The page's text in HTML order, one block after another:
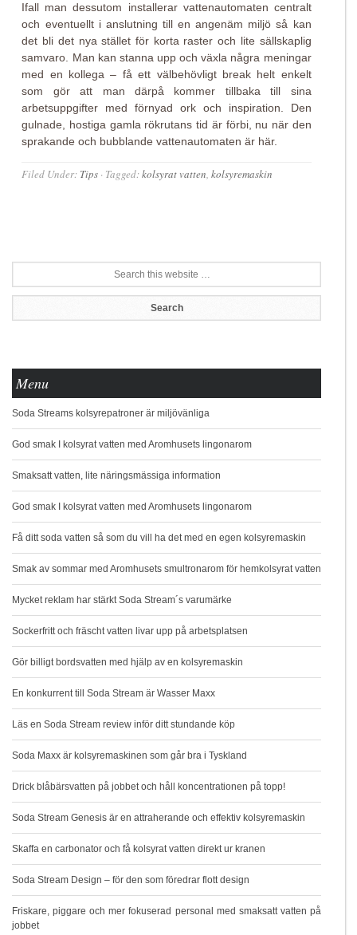
Ifall man dessutom installerar vattenautomaten centralt
och eventuellt i anslutning till en angenäm miljö så kan
det bli det nya stället för korta raster och lite sällskaplig
samvaro. Man kan stanna upp och växla några meningar
med en kollega – få ett välbehövligt break helt enkelt
som gör att man därpå kommer tillbaka till sina
arbetsuppgifter med förnyad ork och inspiration. Den
gulnade, hostiga gamla rökrutans tid är förbi, nu när den
sprakande och bubblande vattenautomaten är här.
Filed Under: Tips · Tagged:kolsyrat vatten,kolsyremaskin
Menu
Soda Streams kolsyrepatroner är miljövänliga
God smak I kolsyrat vatten med Aromhusets lingonarom
Smaksatt vatten, lite näringsmässiga information
God smak I kolsyrat vatten med Aromhusets lingonarom
Få ditt soda vatten så som du vill ha det med en egen kolsyremaskin
Smak av sommar med Aromhusets smultronarom för hemkolsyrat vatten
Mycket reklam har stärkt Soda Stream´s varumärke
Sockerfritt och fräscht vatten livar upp på arbetsplatsen
Gör billigt bordsvatten med hjälp av en kolsyremaskin
En konkurrent till Soda Stream är Wasser Maxx
Läs en Soda Stream review inför ditt stundande köp
Soda Maxx är kolsyremaskinen som går bra i Tyskland
Drick blåbärsvatten på jobbet och håll koncentrationen på topp!
Soda Stream Genesis är en attraherande och effektiv kolsyremaskin
Skaffa en carbonator och få kolsyrat vatten direkt ur kranen
Soda Stream Design – för den som föredrar flott design
Friskare, piggare och mer fokuserad personal med smaksatt vatten på
jobbet